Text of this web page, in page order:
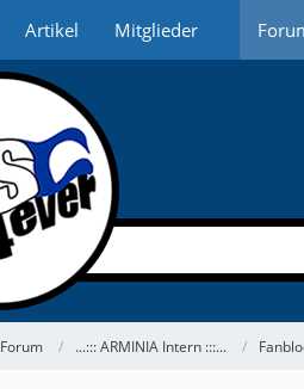
Artikel Mitglieder
Forum ...::: ARMINIA Intern :::...